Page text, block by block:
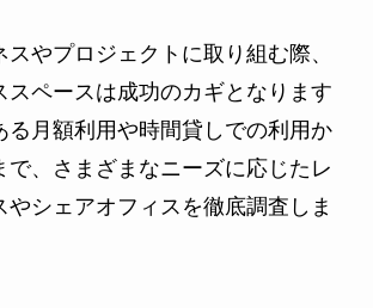
やプロジェクトに取り組む際、
スペースは成功のカギとなります
る月額利用や時間貸しでの利用か
で、さまざまなニーズに応じたレ
やシェアオフィスを徹底調査しま